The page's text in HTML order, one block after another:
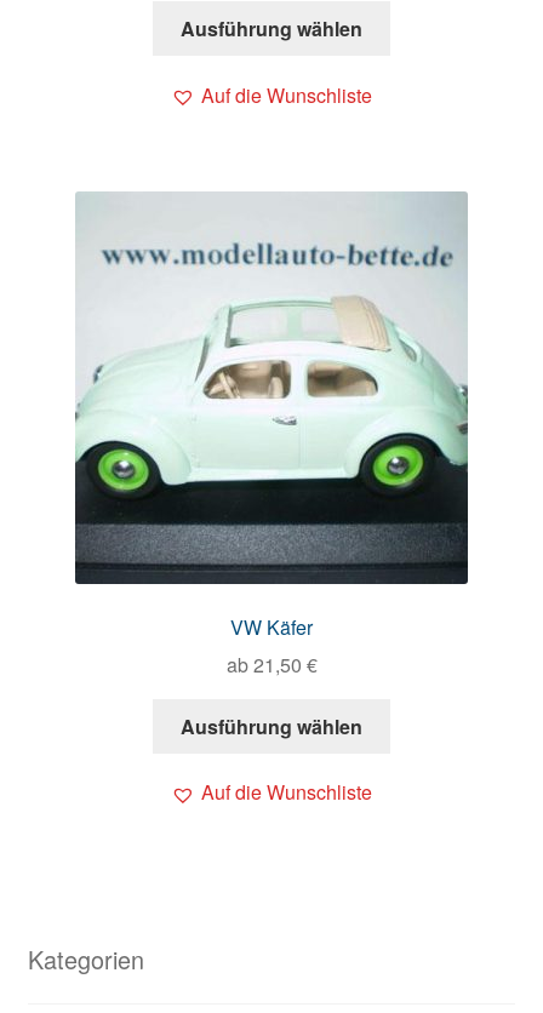
Ausführung wählen
Auf die Wunschliste
VW Käfer
ab21,50 €
Ausführung wählen
Auf die Wunschliste
Kategorien